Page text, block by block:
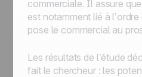
travail au quotidien
commerciale. Il assure
est notamment lié à
pose le commercial au
Les résultats de l’étude
fait le chercheur : les